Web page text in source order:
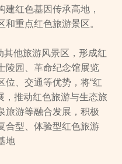
建红色基因传承高地，
重点红色旅游景区。
其他旅游风景区，形成红
陵园、革命纪念馆展览
位、交通等优势，将“红
，推动红色旅游与生态旅
旅游等融合发展，积极
合型、体验型红色旅游
地